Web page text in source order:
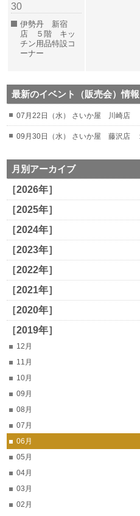
30
伊勢丹 新宿
店 ５階 キッ
チン用品特設コ
ーナー
最新のイベント（販売会）情報
07月22日（水） さいか屋 川崎店
09月30日（水） さいか屋 藤沢店
月別アーカイブ
［2026年］
［2025年］
［2024年］
［2023年］
［2022年］
［2021年］
［2020年］
［2019年］
12月
11月
10月
09月
08月
07月
06月
05月
04月
03月
02月